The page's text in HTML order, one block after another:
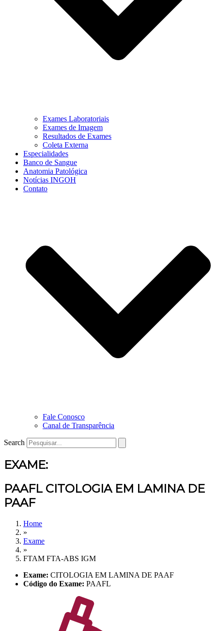
Exames Laboratoriais
Exames de Imagem
Resultados de Exames
Coleta Externa
Especialidades
Banco de Sangue
Anatomia Patológica
Notícias INGOH
Contato
Fale Conosco
Canal de Transparência
Search
EXAME:
PAAFL CITOLOGIA EM LAMINA DE
PAAF
Home
»
Exame
»
FTAM FTA-ABS IGM
Exame: CITOLOGIA EM LAMINA DE PAAF
Código do Exame: PAAFL